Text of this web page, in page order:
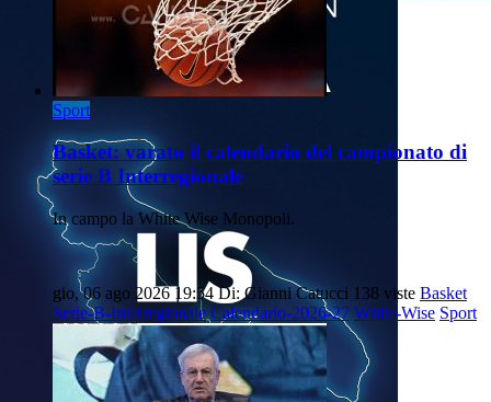
Sport
Basket: varato il calendario del campionato di
serie B Interregionale
In campo la White Wise Monopoli.
gio, 06 ago 2026 19:54 Di: Gianni Catucci 138 viste Basket
Serie-B-Interregionale Calendario-2026-27 White-Wise Sport